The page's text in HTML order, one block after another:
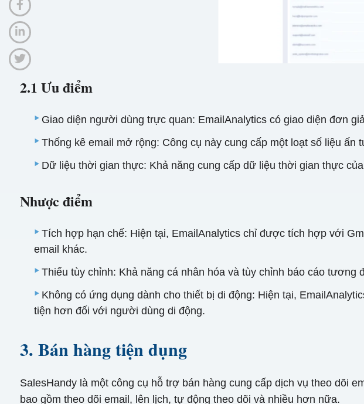
2.1 Ưu điểm
Giao diện người dùng trực quan: EmailAnalytics có giao diện đơn
Thống kê email mở rộng: Công cụ này cung cấp một loạt số liệu
Dữ liệu thời gian thực: Khả năng cung cấp dữ liệu thời gian thực
Nhược điểm
Tích hợp hạn chế: Hiện tại, EmailAnalytics chỉ được tích hợp với
email khác.
Thiếu tùy chỉnh: Khả năng cá nhân hóa và tùy chỉnh báo cáo tương
Không có ứng dụng dành cho thiết bị di động: Hiện tại,
tiện hơn đối với người dùng di động.
3. Bán hàng tiện dụng
SalesHandy là một công cụ hỗ trợ bán hàng cung cấp dịch vụ theo dõi
bao gồm theo dõi email, lên lịch, tự động theo dõi và nhiều hơn nữa.